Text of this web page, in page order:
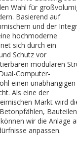
Wahl für
Basierend auf
und der
hochmoderne
sich durch ein
Schutz vor
modularen
Computer-
einen unabhängigen
Als eine der
Markt wird
wir die Anlage
anpassen.